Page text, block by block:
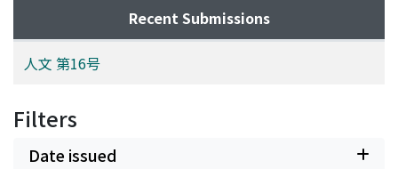
Recent Submissions
人文 第16号
Filters
Date issued